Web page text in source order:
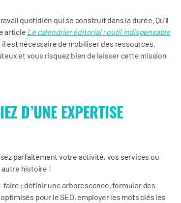
quotidien qui se construit dans la durée. Qu’il
article Le calendrier éditorial : outil indispensable
est nécessaire de mobiliser des ressources.
et vous risquez bien de laisser cette mission
D’UNE EXPERTISE
parfaitement votre activité, vos services ou
autre histoire !
: définir une arborescence, formuler des
pour le SEO, employer les mots clés les